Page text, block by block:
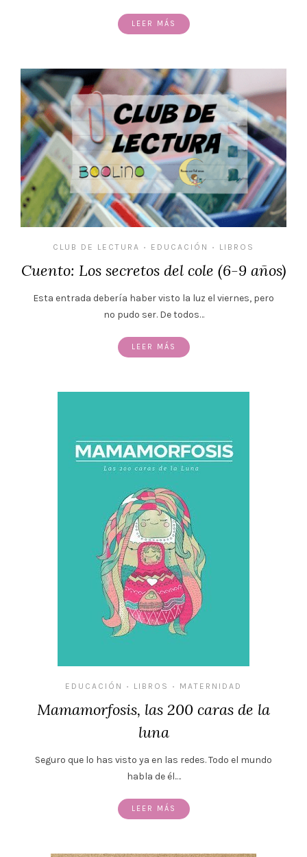
LEER MÁS
CLUB DE LECTURA • EDUCACIÓN • LIBROS
Cuento: Los secretos del cole (6-9 años)
Esta entrada debería haber visto la luz el viernes, pero
no pudo ser. De todos…
LEER MÁS
EDUCACIÓN • LIBROS • MATERNIDAD
Mamamorfosis, las 200 caras de la
luna
Seguro que lo has visto ya en las redes. Todo el mundo
habla de él.…
LEER MÁS